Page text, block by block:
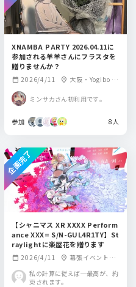
XNAMBA PARTY 2026.04.11に
参加される羊羊さんにフラスタを
贈りませんか？
calendar_month 2026/4/11 location_on 大阪・Yogibo M
ミンサカさん初利用です。
参加 8人
【シャニマス XR XXXX Perform
ance XXX= S/N-GUL4R1TY】St
raylightに楽屋花を贈ります
calendar_month 2026/4/11 location_on 幕張イベントホ
私の計算に従えば─最高が、約
束されます。
企画完了